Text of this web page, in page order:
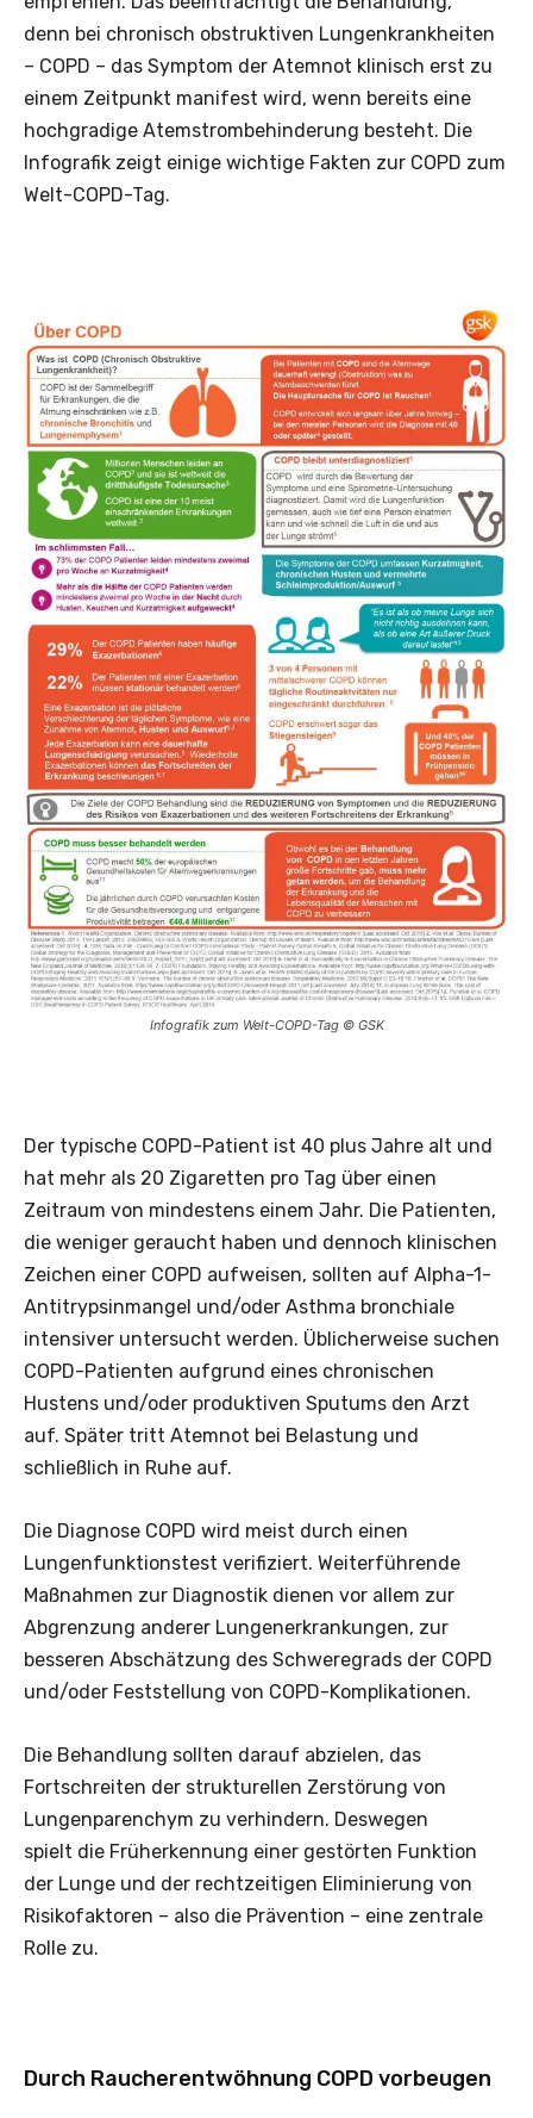
denn bei chronisch obstruktiven Lungenkrankheiten
– COPD – das Symptom der Atemnot klinisch erst zu
einem Zeitpunkt manifest wird, wenn bereits eine
hochgradige Atemstrombehinderung besteht. Die
Infografik zeigt einige wichtige Fakten zur COPD zum
Welt-COPD-Tag.
Infografik zum Welt-COPD-Tag © GSK
Der typische COPD-Patient ist 40 plus Jahre alt und
hat mehr als 20 Zigaretten pro Tag über einen
Zeitraum von mindestens einem Jahr. Die Patienten,
die weniger geraucht haben und dennoch klinischen
Zeichen einer COPD aufweisen, sollten auf Alpha-1-
Antitrypsinmangel und/oder Asthma bronchiale
intensiver untersucht werden. Üblicherweise suchen
COPD-Patienten aufgrund eines chronischen
Hustens und/oder produktiven Sputums den Arzt
auf. Später tritt Atemnot bei ­Belastung und
schließlich in ­Ruhe auf.
Die Diagnose COPD wird meist durch einen
Lungenfunktionstest verifiziert. Weiterführende
Maßnahmen zur Diagnostik dienen vor allem zur
Abgrenzung anderer Lungenerkrankungen, zur
besseren Abschätzung des Schweregrads der COPD
und/oder Feststellung von COPD-Komplikationen.
Die Behandlung sollten darauf abzielen, das
Fortschreiten der strukturellen Zerstörung von
Lungenparenchym zu verhindern. Deswegen
spielt die Früherkennung einer gestörten Funktion
der Lunge und der rechtzeitigen Eliminierung von
Risikofaktoren – also die Prävention – eine zentrale
Rolle zu.
Durch Raucherentwöhnung COPD vorbeugen